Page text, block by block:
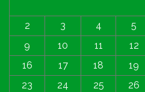
2
3 4 5
9
10 11 12
16
17 18 19
23
24 25 26